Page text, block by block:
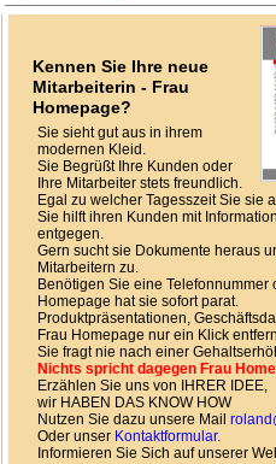
Kennen Sie Ihre neue
Mitarbeiterin - Frau
Homepage?
Sie sieht gut aus in ihrem
modernen Kleid.
Sie Begrüßt Ihre Kunden oder
Ihre Mitarbeiter stets freundlich.
Egal zu welcher Tagesszeit Sie sie
Sie hilft ihren Kunden mit
entgegen.
Gern sucht sie Dokumente heraus
Mitarbeitern zu.
Benötigen Sie eine Telefonnummer
Homepage hat sie sofort parat.
Produktpräsentationen,
Frau Homepage nur ein Klick
Sie fragt nie nach einer
Nichts spricht dagegen Frau
Erzählen Sie uns von IHRER IDEE,
wir HABEN DAS KNOW HOW
Nutzen Sie dazu unsere Mail
Oder unser Kontaktformular.
Informieren Sie Sich auf unserer